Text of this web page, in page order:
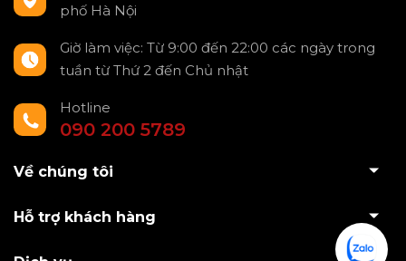
phố Hà Nội
Giờ làm việc: Từ 9:00 đến 22:00 các ngày trong
tuần từ Thứ 2 đến Chủ nhật
Hotline
090 200 5789
Về chúng tôi
Hỗ trợ khách hàng